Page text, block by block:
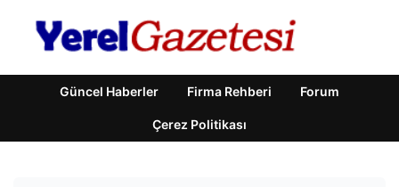
Güncel Haberler Firma Rehberi Forum
Çerez Politikası